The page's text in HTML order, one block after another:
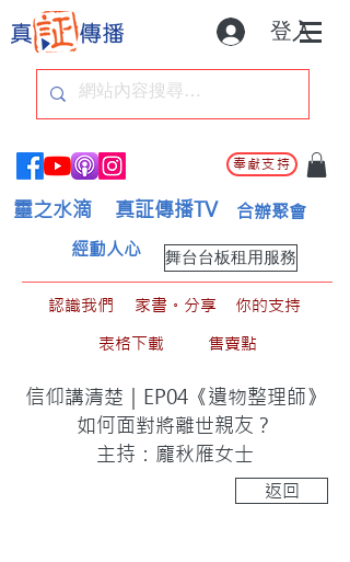
登入
奉獻支持
靈之水滴 真証傳播TV 合辦聚會
舞台台板租用服務
經動人心
認識我們 家書。分享
你的支持
表格下載
售賣點
信仰講清楚｜EP04《遺物整理師》
如何面對將離世親友？
主持：龐秋雁女士
返回